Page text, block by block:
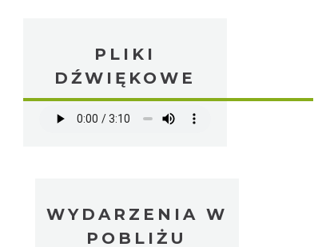
PLIKI
DŹWIĘKOWE
WYDARZENIA W
POBLIŻU